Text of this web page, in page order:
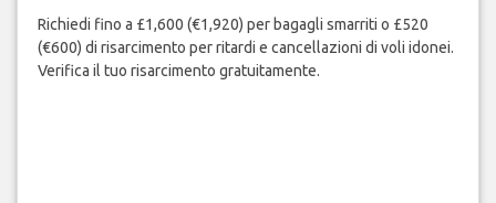
Richiedi fino a £1,600 (€1,920) per bagagli smarriti o £520
(€600) di risarcimento per ritardi e cancellazioni di voli idonei.
Verifica il tuo risarcimento gratuitamente.